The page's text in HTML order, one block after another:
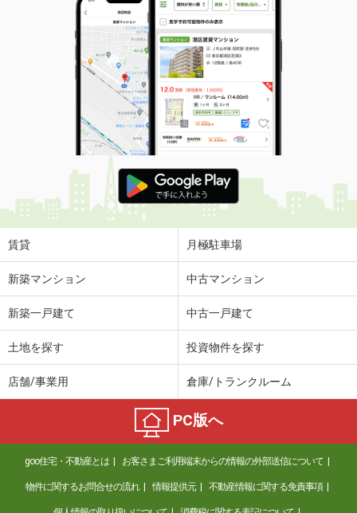
賃貸 月極駐車場
新築マンション 中古マンション
新築一戸建て 中古一戸建て
土地を探す 投資物件を探す
店舗/事業用 倉庫/トランクルーム
PC版へ
goo住宅・不動産とは お客さまご利用端末からの情報の外部送信について
物件に関するお問合せの流れ 情報提供元 不動産情報に関する免責事項